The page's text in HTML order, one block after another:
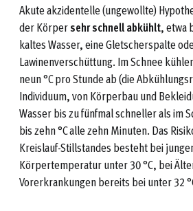
Akute akzidentelle (ungewollte)
der Körpersehr schnell abkühlt, etwa
kaltes Wasser, eine Gletscherspalte
Lawinenverschüttung. Im Schnee
neun °C pro Stunde ab (die
Individuum, von Körperbau und
Wasser bis zu fünfmal schneller als im
bis zehn °C alle zehn Minuten. Das
Kreislauf-Stillstandes besteht bei
Körpertemperatur unter 30 °C, bei
Vorerkrankungen bereits bei unter 32